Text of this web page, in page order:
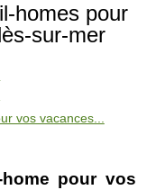
homes pour
sur-mer
vos vacances...
pour vos